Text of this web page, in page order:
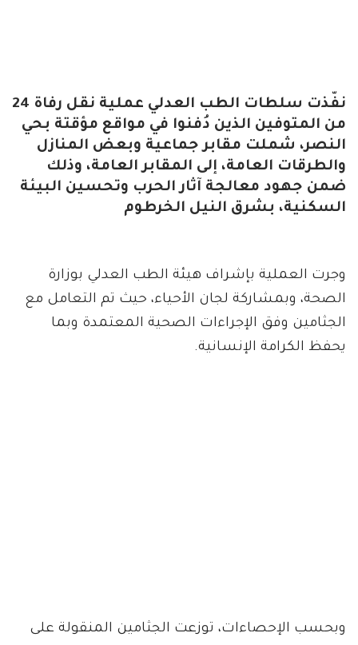
نفّذت سلطات الطب العدلي عملية نقل رفاة 24
من المتوفين الذين دُفنوا في مواقع مؤقتة بحي
النصر، شملت مقابر جماعية وبعض المنازل
والطرقات العامة، إلى المقابر العامة، وذلك
ضمن جهود معالجة آثار الحرب وتحسين البيئة
السكنية، بشرق النيل الخرطوم
وجرت العملية بإشراف هيئة الطب العدلي بوزارة
الصحة، وبمشاركة لجان الأحياء، حيث تم التعامل مع
الجثامين وفق الإجراءات الصحية المعتمدة وبما
يحفظ الكرامة الإنسانية.
وبحسب الإحصاءات، توزعت الجثامين المنقولة على